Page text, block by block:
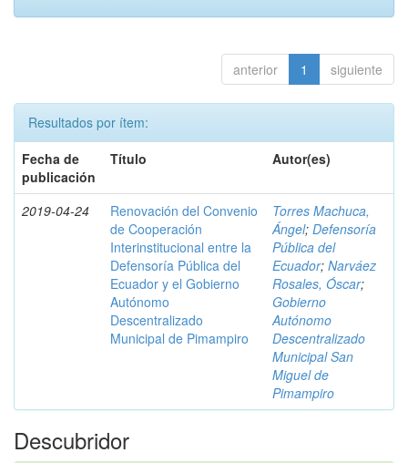
anterior 1 siguiente
Resultados por ítem:
Fecha de
publicación
Título Autor(es)
2019-04-24
Renovación del Convenio
de Cooperación
Interinstitucional entre la
Defensoría Pública del
Ecuador y el Gobierno
Autónomo
Descentralizado
Municipal de Pimampiro
Torres Machuca,
Ángel; Defensoría
Pública del
Ecuador; Narváez
Rosales, Óscar;
Gobierno
Autónomo
Descentralizado
Municipal San
Miguel de
Pimampiro
Descubridor